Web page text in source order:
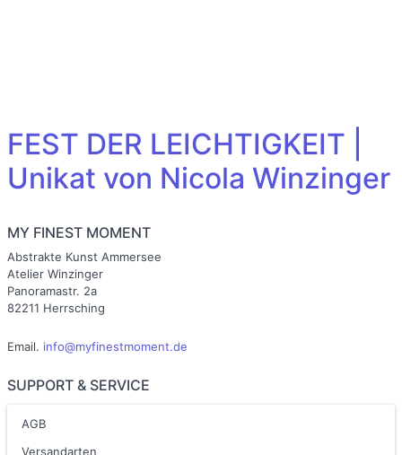
FEST DER LEICHTIGKEIT |
Unikat von Nicola Winzinger
MY FINEST MOMENT
Abstrakte Kunst Ammersee
Atelier Winzinger
Panoramastr. 2a
82211 Herrsching
Email. info@myfinestmoment.de
SUPPORT & SERVICE
AGB
Versandarten